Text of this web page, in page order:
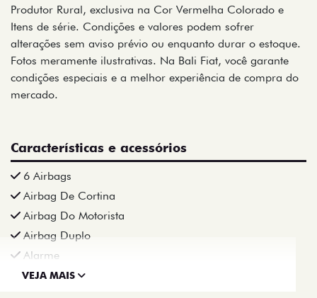
Produtor Rural, exclusiva na Cor Vermelha Colorado e
Itens de série. Condições e valores podem sofrer
alterações sem aviso prévio ou enquanto durar o estoque.
Fotos meramente ilustrativas. Na Bali Fiat, você garante
condições especiais e a melhor experiência de compra do
mercado.
Características e acessórios
6 Airbags
Airbag De Cortina
Airbag Do Motorista
Airbag Duplo
Alarme
VEJA MAIS